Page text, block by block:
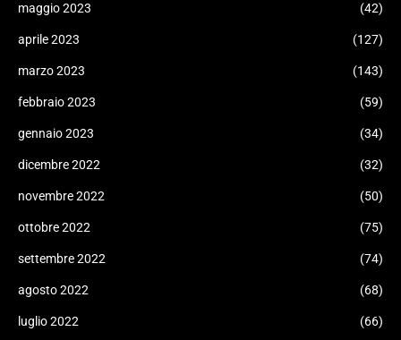
maggio 2023 (42)
aprile 2023 (127)
marzo 2023 (143)
febbraio 2023 (59)
gennaio 2023 (34)
dicembre 2022 (32)
novembre 2022 (50)
ottobre 2022 (75)
settembre 2022 (74)
agosto 2022 (68)
luglio 2022 (66)